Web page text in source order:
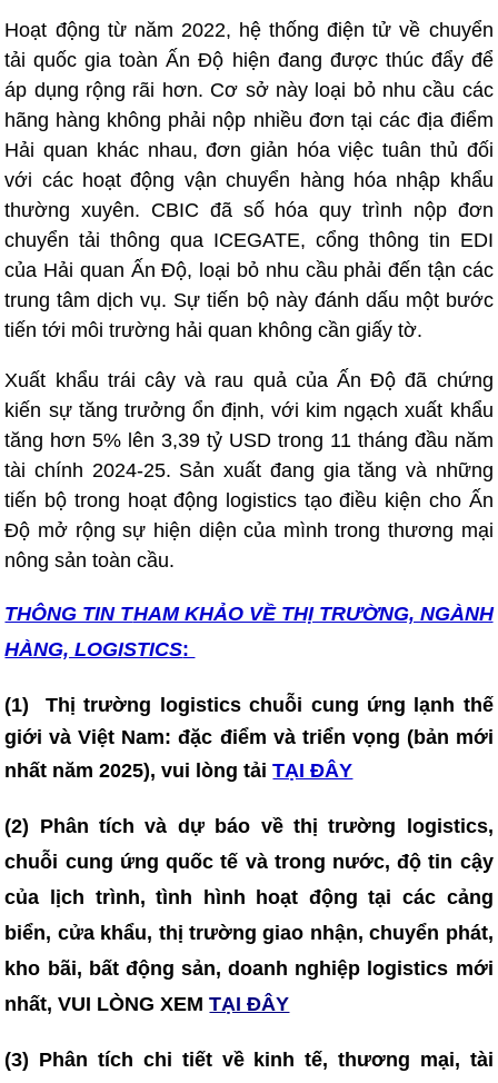
Hoạt động từ năm 2022, hệ thống điện tử về chuyển
tải quốc gia toàn Ấn Độ hiện đang được thúc đẩy để
áp dụng rộng rãi hơn. Cơ sở này loại bỏ nhu cầu các
hãng hàng không phải nộp nhiều đơn tại các địa điểm
Hải quan khác nhau, đơn giản hóa việc tuân thủ đối
với các hoạt động vận chuyển hàng hóa nhập khẩu
thường xuyên. CBIC đã số hóa quy trình nộp đơn
chuyển tải thông qua ICEGATE, cổng thông tin EDI
của Hải quan Ấn Độ, loại bỏ nhu cầu phải đến tận các
trung tâm dịch vụ. Sự tiến bộ này đánh dấu một bước
tiến tới môi trường hải quan không cần giấy tờ.
Xuất khẩu trái cây và rau quả của Ấn Độ đã chứng
kiến ​​sự tăng trưởng ổn định, với kim ngạch xuất khẩu
tăng hơn 5% lên 3,39 tỷ USD trong 11 tháng đầu năm
tài chính 2024-25. Sản xuất đang gia tăng và những
tiến bộ trong hoạt động logistics tạo điều kiện cho Ấn
Độ mở rộng sự hiện diện của mình trong thương mại
nông sản toàn cầu.
THÔNG TIN THAM KHẢO VỀ THỊ TRƯỜNG, NGÀNH
HÀNG, LOGISTICS:
(1)Thị trường logistics chuỗi cung ứng lạnh thế
giới và Việt Nam: đặc điểm và triển vọng (bản mới
nhất năm 2025), vui lòng tảiTẠI ĐÂY
(2) Phân tích và dự báo về thị trường logistics,
chuỗi cung ứng quốc tế và trong nước, độ tin cậy
của lịch trình, tình hình hoạt động tại các cảng
biển, cửa khẩu, thị trường giao nhận, chuyển phát,
kho bãi, bất động sản, doanh nghiệp logistics mới
nhất, VUI LÒNG XEM TẠI ĐÂY
(3) Phân tích chi tiết về kinh tế, thương mại, tài